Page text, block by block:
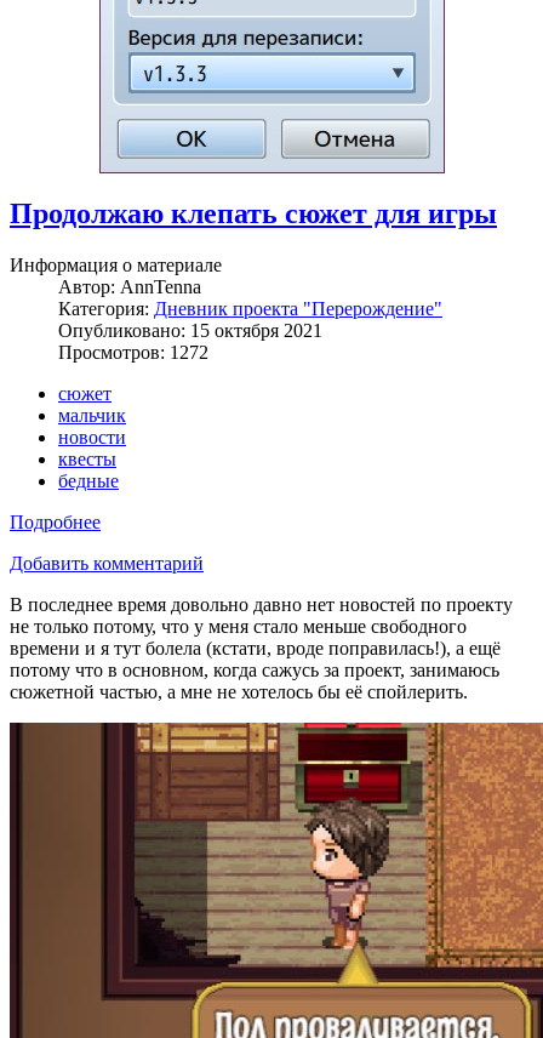
Продолжаю клепать сюжет для игры
Информация о материале
Автор: AnnTenna
Категория: Дневник проекта "Перерождение"
Опубликовано: 15 октября 2021
Просмотров: 1272
сюжет
мальчик
новости
квесты
бедные
Подробнее
Добавить комментарий
В последнее время довольно давно нет новостей по проекту
не только потому, что у меня стало меньше свободного
времени и я тут болела (кстати, вроде поправилась!), а ещё
потому что в основном, когда сажусь за проект, занимаюсь
сюжетной частью, а мне не хотелось бы её спойлерить.